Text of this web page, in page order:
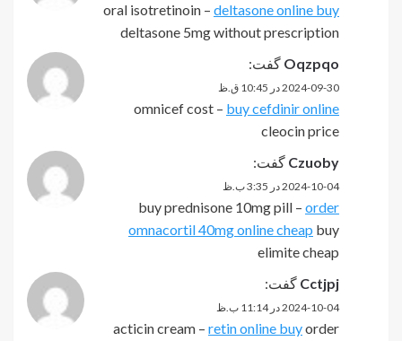
oral isotretinoin – deltasone online buy
deltasone 5mg without prescription
Oqzpqo گفت:
2024-09-30 در 10:45 ق.ظ
omnicef cost – buy cefdinir online
cleocin price
Czuoby گفت:
2024-10-04 در 3:35 ب.ظ
buy prednisone 10mg pill – order
omnacortil 40mg online cheap buy
elimite cheap
Cctjpj گفت:
2024-10-04 در 11:14 ب.ظ
acticin cream – retin online buyorder